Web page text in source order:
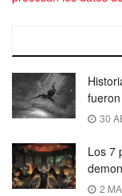
30
Los 7
2